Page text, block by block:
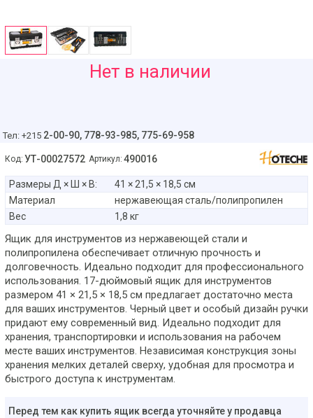
Нет в наличии
Тел: +215 2-00-90, 778-93-985, 775-69-958
Код: УТ-00027572 Артикул: 490016
Размеры Д × Ш × В:
41 × 21,5 × 18,5 см
Материал
нержавеющая сталь/полипропилен
Вес
1,8 кг
Ящик для инструментов из нержавеющей стали и
полипропилена обеспечивает отличную прочность и
долговечность. Идеально подходит для профессионального
использования. 17-дюймовый ящик для инструментов
размером 41 × 21,5 × 18,5 см предлагает достаточно места
для ваших инструментов. Черный цвет и особый дизайн ручки
придают ему современный вид. Идеально подходит для
хранения, транспортировки и использования на рабочем
месте ваших инструментов. Независимая конструкция зоны
хранения мелких деталей сверху, удобная для просмотра и
быстрого доступа к инструментам.
Перед тем как купить ящик всегда уточняйте у продавца